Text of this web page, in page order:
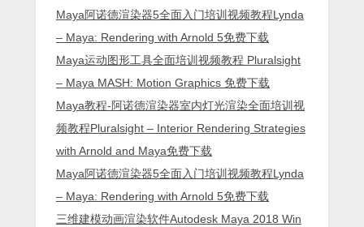
Maya阿诺德渲染器5全面入门培训视频教程Lynda
– Maya: Rendering with Arnold 5免费下载
Maya运动图形工具全面培训视频教程 Pluralsight
– Maya MASH: Motion Graphics 免费下载
Maya教程-阿诺德渲染器室内灯光渲染全面培训视
频教程Pluralsight – Interior Rendering Strategies
with Arnold and Maya免费下载
Maya阿诺德渲染器5全面入门培训视频教程Lynda
– Maya: Rendering with Arnold 5免费下载
三维建模动画渲染软件Autodesk Maya 2018 Win